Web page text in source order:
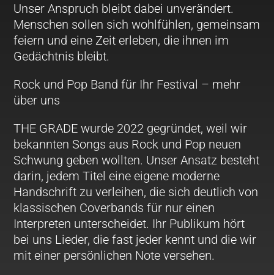
Unser Anspruch bleibt dabei unverändert.
Menschen sollen sich wohlfühlen, gemeinsam
feiern und eine Zeit erleben, die ihnen im
Gedächtnis bleibt.
Rock und Pop Band für Ihr Festival – mehr
über uns
THE GRADE wurde 2022 gegründet, weil wir
bekannten Songs aus Rock und Pop neuen
Schwung geben wollten. Unser Ansatz besteht
darin, jedem Titel eine eigene moderne
Handschrift zu verleihen, die sich deutlich von
klassischen Coverbands für nur einen
Interpreten unterscheidet. Ihr Publikum hört
bei uns Lieder, die fast jeder kennt und die wir
mit einer persönlichen Note versehen.